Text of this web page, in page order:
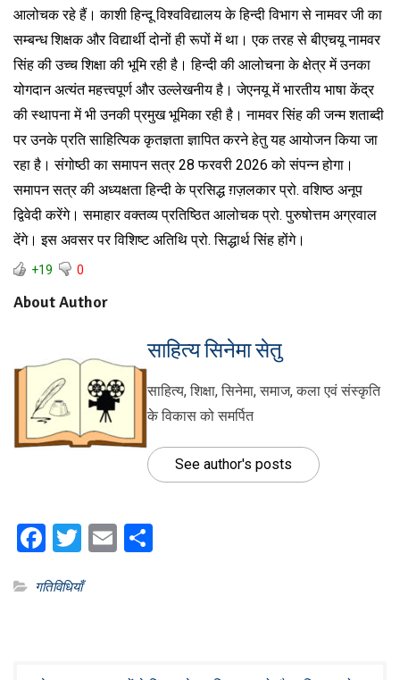
आलोचक रहे हैं। काशी हिन्दू विश्वविद्यालय के हिन्दी विभाग से नामवर जी का
सम्बन्ध शिक्षक और विद्यार्थी दोनों ही रूपों में था। एक तरह से बीएचयू नामवर
सिंह की उच्च शिक्षा की भूमि रही है। हिन्दी की आलोचना के क्षेत्र में उनका
योगदान अत्यंत महत्त्वपूर्ण और उल्लेखनीय है। जेएनयू में भारतीय भाषा केंद्र
की स्थापना में भी उनकी प्रमुख भूमिका रही है। नामवर सिंह की जन्म शताब्दी
पर उनके प्रति साहित्यिक कृतज्ञता ज्ञापित करने हेतु यह आयोजन किया जा
रहा है। संगोष्ठी का समापन सत्र 28 फरवरी 2026 को संपन्न होगा।
समापन सत्र की अध्यक्षता हिन्दी के प्रसिद्ध ग़ज़लकार प्रो. वशिष्ठ अनूप
द्विवेदी करेंगे। समाहार वक्तव्य प्रतिष्ठित आलोचक प्रो. पुरुषोत्तम अग्रवाल
देंगे। इस अवसर पर विशिष्ट अतिथि प्रो. सिद्धार्थ सिंह होंगे।
+19 0
About Author
साहित्य सिनेमा सेतु
साहित्य, शिक्षा, सिनेमा, समाज, कला एवं संस्कृति
के विकास को समर्पित
See author's posts
Facebook
Twitter
Email
गतिविधियाँ